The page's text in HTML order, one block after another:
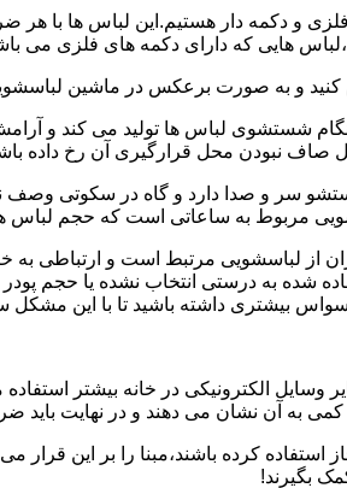
فلزی و دکمه دار هستیم.این لباس ها با
هایی که دارای دکمه های فلزی می
کنید و به صورت برعکس در ماشین
شستشوی لباس ها تولید می کند و
صاف نبودن محل قرارگیری آن رخ داده
سر و صدا دارد و گاه در سکوتی وصف
مربوط به ساعاتی است که حجم
از لباسشویی مرتبط است و ارتباطی
شده به درستی انتخاب نشده یا حجم
بیشتری داشته باشید تا با این
الکترونیکی در خانه بیشتر
به آن نشان می دهند و در نهایت باید
استفاده کرده باشند،مبنا را بر این
بگیرند!